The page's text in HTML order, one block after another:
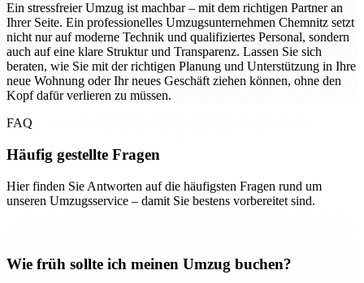
Ein stressfreier Umzug ist machbar – mit dem richtigen Partner an
Ihrer Seite. Ein professionelles Umzugsunternehmen Chemnitz setzt
nicht nur auf moderne Technik und qualifiziertes Personal, sondern
auch auf eine klare Struktur und Transparenz. Lassen Sie sich
beraten, wie Sie mit der richtigen Planung und Unterstützung in Ihre
neue Wohnung oder Ihr neues Geschäft ziehen können, ohne den
Kopf dafür verlieren zu müssen.
FAQ
Häufig gestellte Fragen
Hier finden Sie Antworten auf die häufigsten Fragen rund um
unseren Umzugsservice – damit Sie bestens vorbereitet sind.
Wie früh sollte ich meinen Umzug buchen?